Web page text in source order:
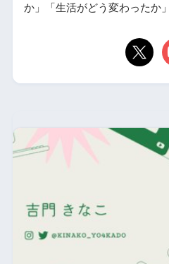
か」「生活がどう変わったか